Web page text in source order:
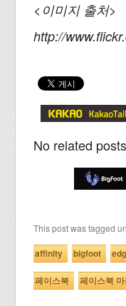
<이미지 출처>
http://
No related
This post was tagged
affinity bigfoot
페이스북 페이스북